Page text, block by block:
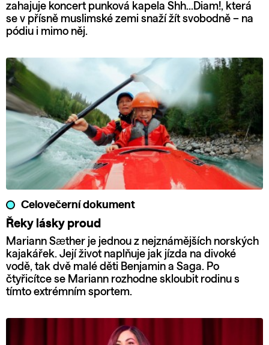
zahajuje koncert punková kapela Shh…Diam!, která
se v přísně muslimské zemi snaží žít svobodně – na
pódiu i mimo něj.
Celovečerní dokument
Řeky lásky proud
Mariann Sæther je jednou z nejznámějších norských
kajakářek. Její život naplňuje jak jízda na divoké
vodě, tak dvě malé děti Benjamin a Saga. Po
čtyřicítce se Mariann rozhodne skloubit rodinu s
tímto extrémním sportem.